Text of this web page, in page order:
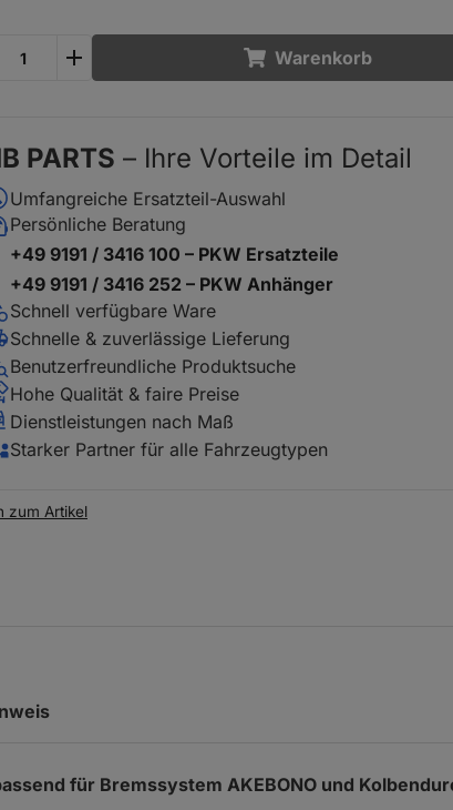
Warenkorb
PARTS – Ihre Vorteile im Detail
Umfangreiche Ersatzteil-Auswahl
Persönliche Beratung
+49 9191 / 3416 100 – PKW Ersatzteile
+49 9191 / 3416 252 – PKW Anhänger
Schnell verfügbare Ware
Schnelle & zuverlässige Lieferung
Benutzerfreundliche Produktsuche
Hohe Qualität & faire Preise
Dienstleistungen nach Maß
Starker Partner für alle Fahrzeugtypen
zum Artikel
für Bremssystem AKEBONO und